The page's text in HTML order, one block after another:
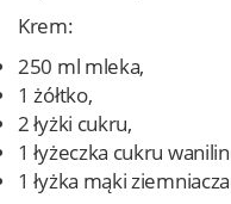
Krem:
250 ml mleka,
1 żółtko,
2 łyżki cukru,
1 łyżeczka cukru
1 łyżka mąki